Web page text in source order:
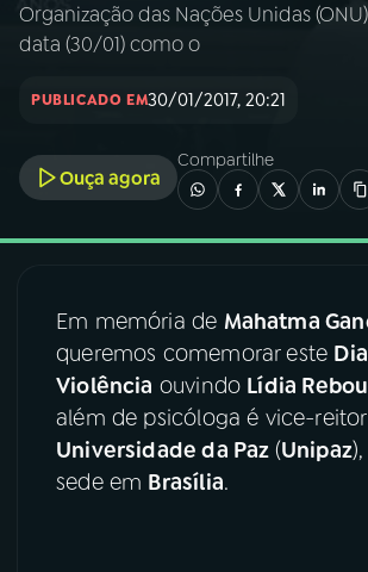
AO VIVO
INÍCIO
A RÁDIO
03PROGRAMAÇÃO
04 PROGRAMAS
05 PODCASTS
06VIDEOCASTS
Organização das Nações Unidas
data (30/01) como o
PUBLICADO EM30/01/2017, 20:21
Ouça agora
Compartilhe
Em memória de Mahatma
queremos comemorar este
Violência ouvindo Lídia
além de psicóloga é vice-
Universidade da Paz (Unipaz
sede em Brasília.